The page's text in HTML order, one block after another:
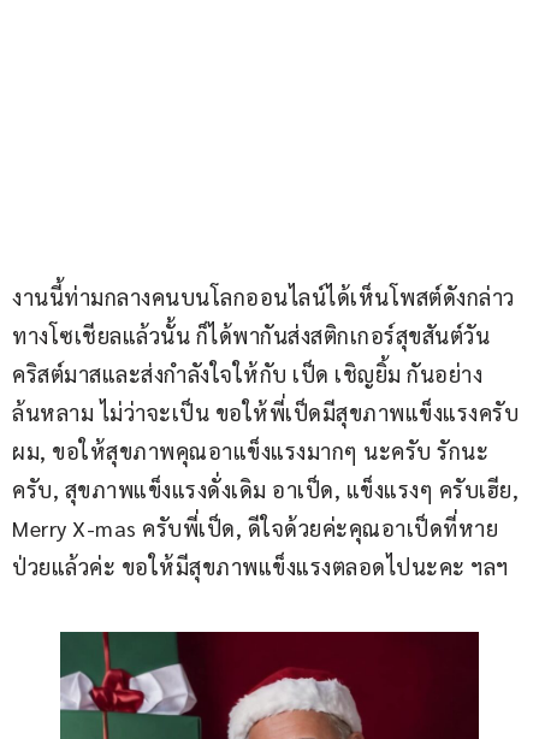
งานนี้ท่ามกลางคนบนโลกออนไลน์ได้เห็นโพสต์ดังกล่าว
ทางโซเชียลแล้วนั้น ก็ได้พากันส่งสติกเกอร์สุขสันต์วัน
คริสต์มาสและส่งกำลังใจให้กับ เป็ด เชิญยิ้ม กันอย่าง
ล้นหลาม ไม่ว่าจะเป็น ขอให้พี่เป็ดมีสุขภาพแข็งแรงครับ
ผม, ขอให้สุขภาพคุณอาแข็งแรงมากๆ นะครับ รักนะ
ครับ, สุขภาพแข็งแรงดั่งเดิม อาเป็ด, แข็งแรงๆ ครับเฮีย,
Merry X-mas ครับพี่เป็ด, ดีใจด้วยค่ะคุณอาเป็ดที่หาย
ป่วยแล้วค่ะ ขอให้มีสุขภาพแข็งแรงตลอดไปนะคะ ฯลฯ